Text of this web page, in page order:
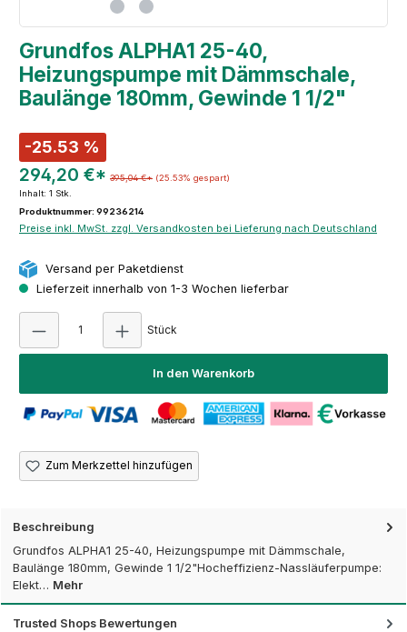
Grundfos ALPHA1 25-40,
Heizungspumpe mit Dämmschale,
Baulänge 180mm, Gewinde 1 1/2"
-25.53 %
294,20 €* 395,04 €* (25.53% gespart)
Inhalt: 1 Stk.
Produktnummer: 99236214
Preise inkl. MwSt. zzgl. Versandkosten bei Lieferung nach Deutschland
Versand per Paketdienst
Lieferzeit innerhalb von 1-3 Wochen lieferbar
Stück
In den Warenkorb
Zum Merkzettel hinzufügen
Beschreibung
Grundfos ALPHA1 25-40, Heizungspumpe mit Dämmschale,
Baulänge 180mm, Gewinde 1 1/2"Hocheffizienz-Nassläuferpumpe:
Elekt… Mehr
Trusted Shops Bewertungen